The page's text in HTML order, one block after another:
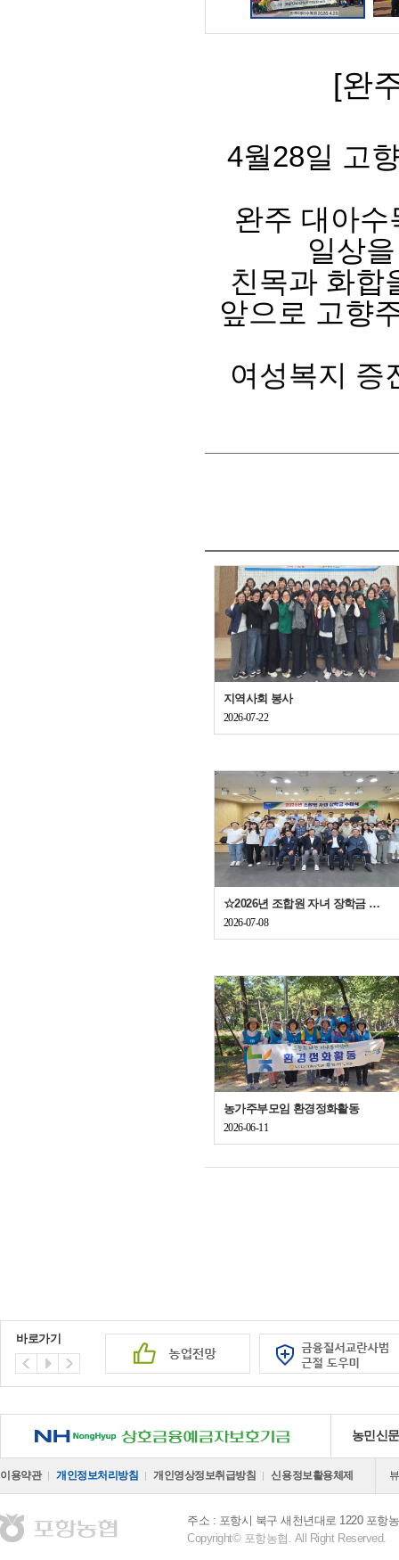
[완
4월28일 고
완주 대아
일상
친목과 화합
앞으로 고향
여성복지 증
지역사회 봉사
2026-07-22
☆2026년 조합원 자녀 장학금 수여식 개최☆
2026-07-08
농가주부모임 환경정화활동
2026-06-11
바로가기
NH 상호금융예금자보호기금 농민신
이용약관 개인정보처리방침 개인영상정보취급방침 신용정보활용체제
주소 : 포항시 북구 새천년대로 1220 포항
Copyright© 포항농협. All Right Reserved.